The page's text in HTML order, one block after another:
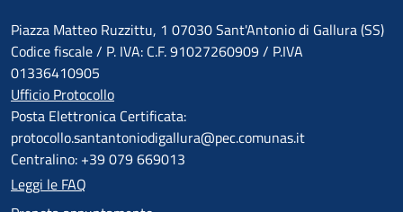
Piazza Matteo Ruzzittu, 1 07030 Sant'Antonio di Gallura (SS)
Codice fiscale / P. IVA: C.F. 91027260909 / P.IVA
01336410905
Ufficio Protocollo
Posta Elettronica Certificata:
protocollo.santantoniodigallura@pec.comunas.it
Centralino: +39 079 669013
Leggi le FAQ